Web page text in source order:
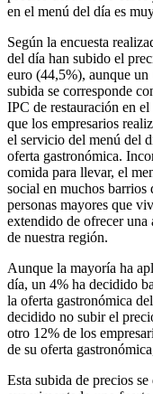
en el menú del día es
Según la encuesta
del día han subido el
euro (44,5%), aunque un
subida se corresponde
IPC de restauración en
que los empresarios
el servicio del menú del
oferta gastronómica.
comida para llevar, el
social en muchos barrios
personas mayores que
extendido de ofrecer una
de nuestra región.
Aunque la mayoría ha
día, un 4% ha decidido
la oferta gastronómica
decidido no subir el
otro 12% de los
de su oferta
Esta subida de precios